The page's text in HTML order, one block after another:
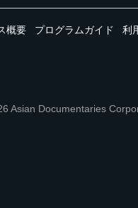
概要 プログラムガイド 利
Asian Documentaries